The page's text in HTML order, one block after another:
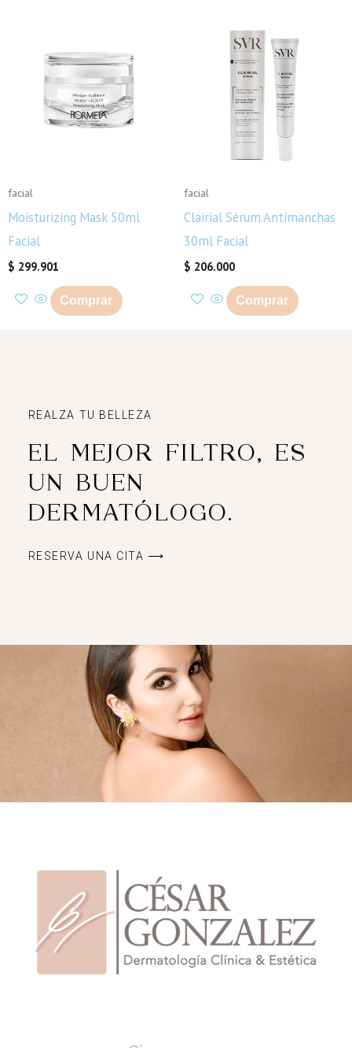
facial
Moisturizing Mask 50ml
Facial
$ 299.901
Comprar
facial
Clairial Sérum Antimanchas
30ml Facial
$ 206.000
Comprar
REALZA TU BELLEZA
EL MEJOR FILTRO, ES
UN BUEN
DERMATÓLOGO.
RESERVA UNA CITA ⟶